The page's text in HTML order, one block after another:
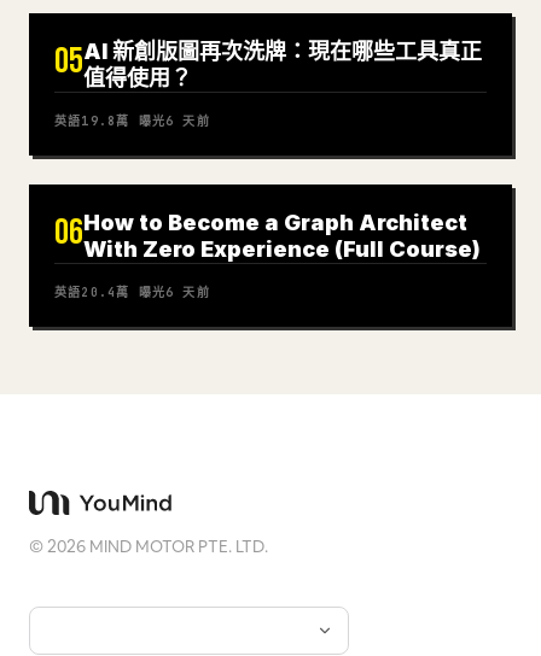
05AI 新創版圖再次洗牌：現在哪些工具真正
值得使用？
英語19.8萬 曝光6 天前
06How to Become a Graph Architect
With Zero Experience (Full Course)
英語20.4萬 曝光6 天前
©2026 MIND MOTOR PTE. LTD.